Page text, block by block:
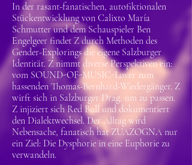
In der rasant-fanatischen, autofiktionalen
Stückentwicklung von Calixto María
Schmutter und dem Schauspieler Ben
Engelgeer findet Z durch Methoden des
Gender-Explorings die eigene Salzburger
Identität. Z nimmt diverse Perspektiven ein:
vom SOUND-OF-MUSIC-Lover zum
hassenden Thomas-Bernhard-Wiedergänger. Z
wirft sich in Salzburger Drag, um zu passen.
Z injiziert sich Red Bull und dokumentiert
den Dialektwechsel. Der Alltag wird
Nebensache, fanatisch hat ZUAZOGNA nur
ein Ziel: Die Dysphorie in eine Euphorie zu
verwandeln.